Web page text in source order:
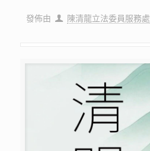
發佈由 陳清龍立法委員服務處